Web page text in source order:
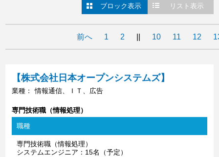
ブロック表示 リスト表示
前へ 1 2 10 11 12
【株式会社日本オープンシステムズ】
業種： 情報通信、ＩＴ、広告
専門技術職（情報処理）
職種
専門技術職（情報処理）
システムエンジニア：15名（予定）